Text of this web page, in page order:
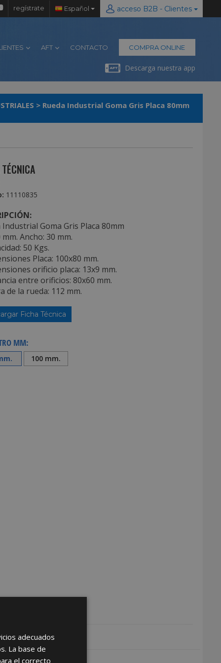
regístrate Español acceso B2B - Clientes
AFT CONTACTO COMPRA ONLINE
Descarga nuestra app
> Rueda Industrial Goma Gris Placa 80mm
11110835
Industrial Goma Gris Placa 80mm
Ancho: 30 mm.
50 Kgs.
Placa: 100x80 mm.
orificio placa: 13x9 mm.
entre orificios: 80x60 mm.
de la rueda: 112 mm.
Ficha Técnica
MM:
100 mm.
adecuados
La base de
el correcto